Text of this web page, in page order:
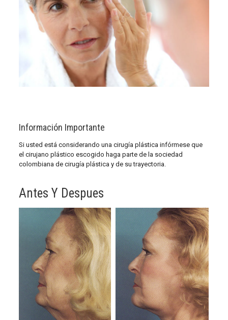
Información Importante
Si usted está considerando una cirugía plástica infórmese que
el cirujano plástico escogido haga parte de la sociedad
colombiana de cirugía plástica y de su trayectoria.
Antes Y Despues